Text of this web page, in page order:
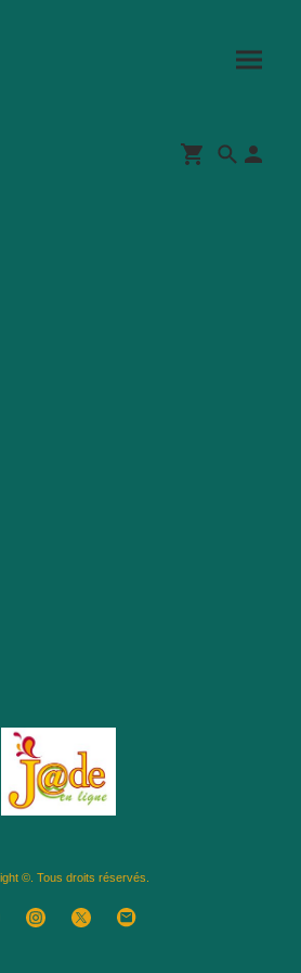
©. Tous droits réservés.